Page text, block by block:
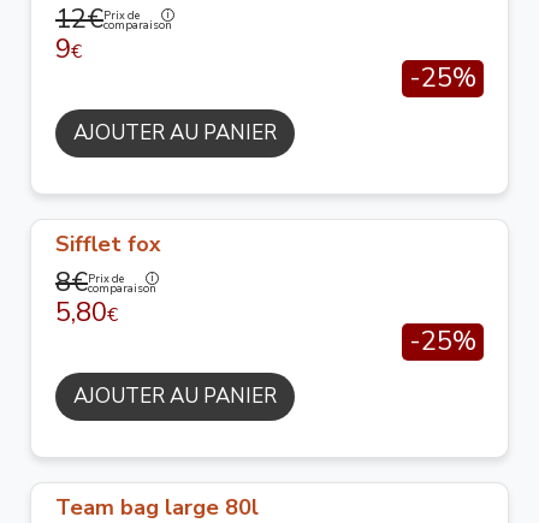
12€Prix de
comparaison
9€
-25%
AJOUTER AU PANIER
Sifflet fox
8€Prix de
comparaison
5,80€
-25%
AJOUTER AU PANIER
Team bag large 80l